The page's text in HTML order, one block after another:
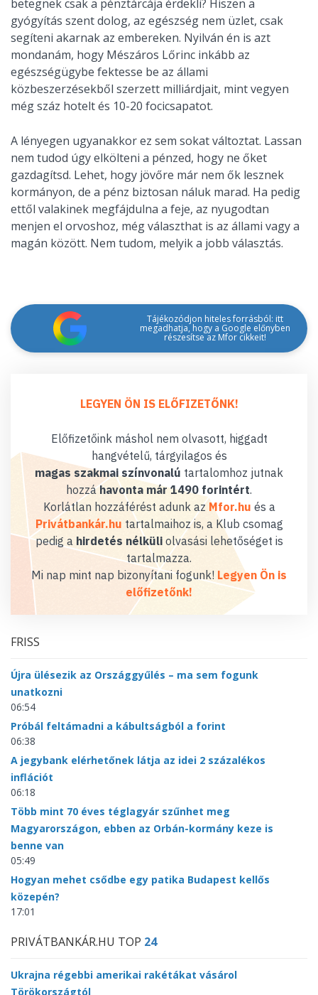
betegnek csak a pénztárcája érdekli? Hiszen a
gyógyítás szent dolog, az egészség nem üzlet, csak
segíteni akarnak az embereken. Nyilván én is azt
mondanám, hogy Mészáros Lőrinc inkább az
egészségügybe fektesse be az állami
közbeszerzésekből szerzett milliárdjait, mint vegyen
még száz hotelt és 10-20 focicsapatot.
A lényegen ugyanakkor ez sem sokat változtat. Lassan
nem tudod úgy elkölteni a pénzed, hogy ne őket
gazdagítsd. Lehet, hogy jövőre már nem ők lesznek
kormányon, de a pénz biztosan náluk marad. Ha pedig
ettől valakinek megfájdulna a feje, az nyugodtan
menjen el orvoshoz, még választhat is az állami vagy a
magán között. Nem tudom, melyik a jobb választás.
Tájékozódjon hiteles forrásból: itt
megadhatja, hogy a Google előnyben
részesítse az Mfor cikkeit!
LEGYEN ÖN IS ELŐFIZETŐNK!
Előfizetőink máshol nem olvasott, higgadt
hangvételű, tárgyilagos és
magas szakmai színvonalú tartalomhoz jutnak
hozzáhavonta már 1490 forintért.
Korlátlan hozzáférést adunk az Mfor.hu és a
Privátbankár.hu tartalmaihoz is, a Klub csomag
pedig a hirdetés nélküliolvasási lehetőséget is
tartalmazza.
Mi nap mint nap bizonyítani fogunk! Legyen Ön is
előfizetőnk!
FRISS
Újra ülésezik az Országgyűlés – ma sem fogunk
unatkozni
06:54
Próbál feltámadni a kábultságból a forint
06:38
A jegybank elérhetőnek látja az idei 2 százalékos
inflációt
06:18
Több mint 70 éves téglagyár szűnhet meg
Magyarországon, ebben az Orbán-kormány keze is
benne van
05:49
Hogyan mehet csődbe egy patika Budapest kellős
közepén?
17:01
PRIVÁTBANKÁR.HU TOP 24
Ukrajna régebbi amerikai rakétákat vásárol
Törökországtól